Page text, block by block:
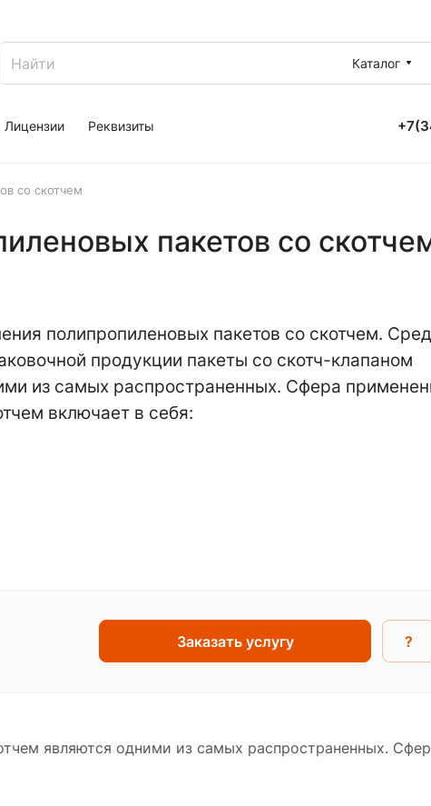
Каталог
Лицензии Реквизиты
со скотчем
пакетов со
полипропиленовых пакетов со скотчем.
продукции пакеты со скотч-клапаном
из самых распространенных. Сфера
включает в себя:
Заказать услугу ?
являются одними из самых распространенных.